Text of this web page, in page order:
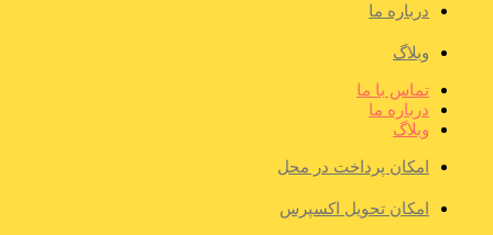
درباره ما
وبلاگ
تماس با ما
درباره ما
وبلاگ
امکان پرداخت در محل
امکان تحویل اکسپرس